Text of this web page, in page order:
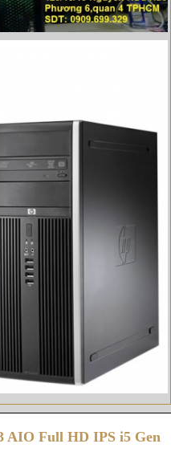
AIO Full HD IPS i5 Gen